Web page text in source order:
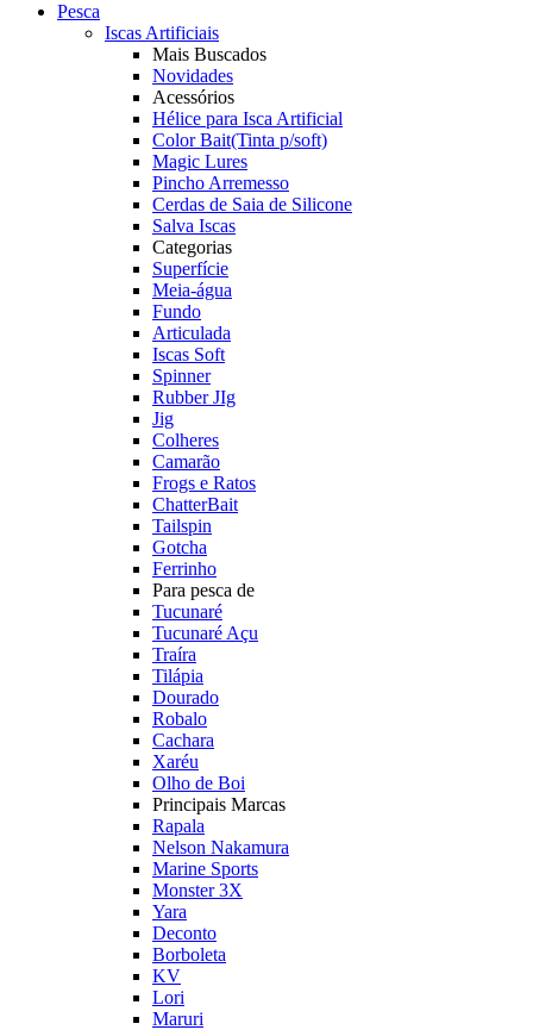
Pesca
Iscas Artificiais
Mais Buscados
Novidades
Acessórios
Hélice para Isca Artificial
Color Bait(Tinta p/soft)
Magic Lures
Pincho Arremesso
Cerdas de Saia de Silicone
Salva Iscas
Categorias
Superfície
Meia-água
Fundo
Articulada
Iscas Soft
Spinner
Rubber JIg
Jig
Colheres
Camarão
Frogs e Ratos
ChatterBait
Tailspin
Gotcha
Ferrinho
Para pesca de
Tucunaré
Tucunaré Açu
Traíra
Tilápia
Dourado
Robalo
Cachara
Xaréu
Olho de Boi
Principais Marcas
Rapala
Nelson Nakamura
Marine Sports
Monster 3X
Yara
Deconto
Borboleta
KV
Lori
Maruri